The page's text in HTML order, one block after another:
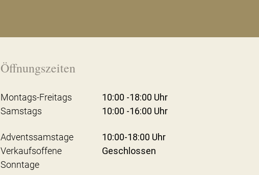
Öffnungszeiten
Montags-Freitags
10:00 -18:00 Uhr
Samstags
10:00 -16:00 Uhr
Adventssamstage
10:00-18:00 Uhr
Verkaufsoffene
Sonntage
Geschlossen